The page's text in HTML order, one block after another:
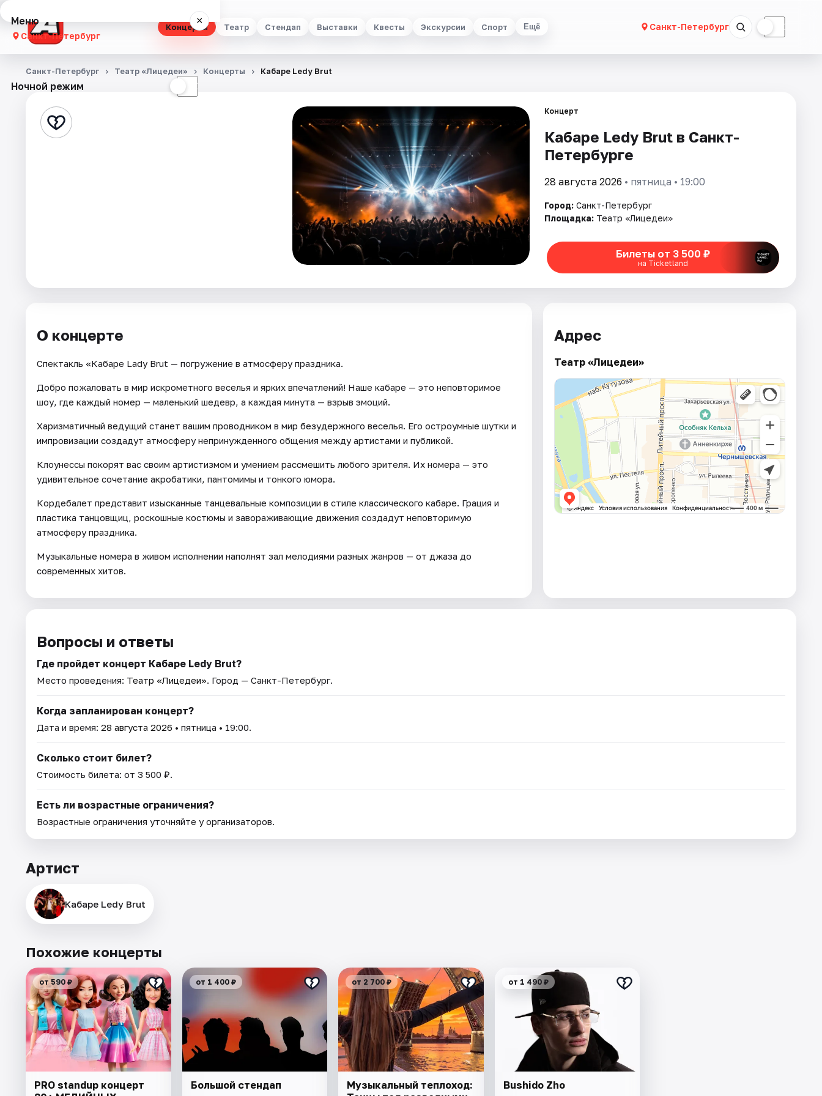
Концерты Театр Стендап Выставки Квесты Экскурсии Спорт Ещё Санкт-Петербург ☾
Меню ×
Санкт-Петербург
Концерты
Стендап
Площадки
Артисты
Рейтинги
Ночной режим ☾
Санкт-Петербург Театр «Лицедеи» Концерты Кабаре Ledy Brut
Концерт
Кабаре Ledy Brut в Санкт-
Петербурге
28 августа 2026 • пятница • 19:00
Город: Санкт-Петербург
Площадка: Театр «Лицедеи»
Билеты от 3 500 ₽
на Ticketland
О концерте
Спектакль «Кабаре Lady Brut — погружение в атмосферу праздника.
Добро пожаловать в мир искрометного веселья и ярких впечатлений! Наше кабаре — это неповторимое
шоу, где каждый номер — маленький шедевр, а каждая минута — взрыв эмоций.
Харизматичный ведущий станет вашим проводником в мир безудержного веселья. Его остроумные шутки и
импровизации создадут атмосферу непринужденного общения между артистами и публикой.
Клоунессы покорят вас своим артистизмом и умением рассмешить любого зрителя. Их номера — это
удивительное сочетание акробатики, пантомимы и тонкого юмора.
Кордебалет представит изысканные танцевальные композиции в стиле классического кабаре. Грация и
пластика танцовщиц, роскошные костюмы и завораживающие движения создадут неповторимую
атмосферу праздника.
Музыкальные номера в живом исполнении наполнят зал мелодиями разных жанров — от джаза до
современных хитов.
Адрес
Театр «Лицедеи»
Вопросы и ответы
Где пройдет концерт Кабаре Ledy Brut?
Место проведения: Театр «Лицедеи». Город — Санкт-Петербург.
Когда запланирован концерт?
Дата и время: 28 августа 2026 • пятница • 19:00.
Сколько стоит билет?
Стоимость билета: от 3 500 ₽.
Есть ли возрастные ограничения?
Возрастные ограничения уточняйте у организаторов.
Артист
Кабаре Ledy Brut
Похожие концерты
от 590 ₽
PRO standup концерт
от 1 400 ₽
Большой стендап
от 2 700 ₽
Музыкальный теплоход:
от 1 490 ₽
Bushido Zho